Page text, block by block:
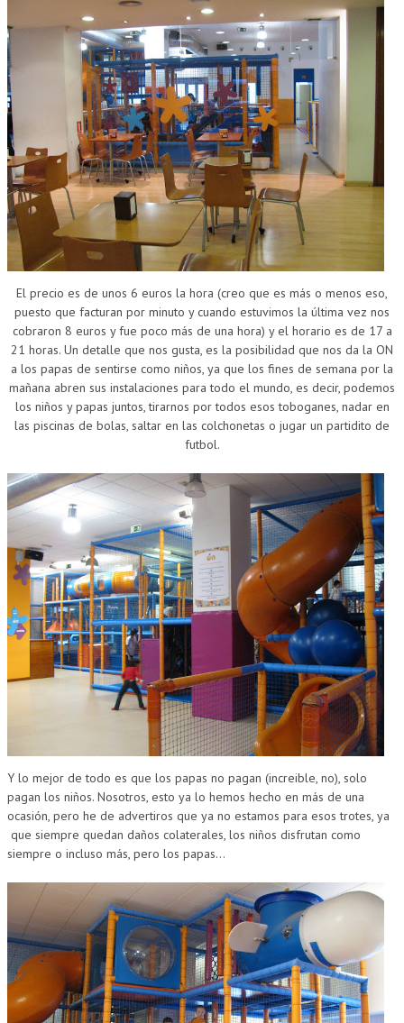
El precio es de unos 6 euros la hora (creo que es más o menos eso,
puesto que facturan por minuto y cuando estuvimos la última vez nos
cobraron 8 euros y fue poco más de una hora) y el horario es de 17 a
21 horas. Un detalle que nos gusta, es la posibilidad que nos da la ON
a los papas de sentirse como niños, ya que los fines de semana por la
mañana abren sus instalaciones para todo el mundo, es decir, podemos
los niños y papas juntos, tirarnos por todos esos toboganes, nadar en
las piscinas de bolas, saltar en las colchonetas o jugar un partidito de
futbol.
Y lo mejor de todo es que los papas no pagan (increible, no), solo
pagan los niños. Nosotros, esto ya lo hemos hecho en más de una
ocasión, pero he de advertiros que ya no estamos para esos trotes, ya
que siempre quedan daños colaterales, los niños disfrutan como
siempre o incluso más, pero los papas…